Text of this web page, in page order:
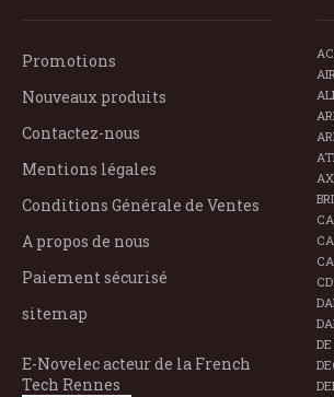
Promotions
Nouveaux produits
Contactez-nous
Mentions légales
Conditions Générale de Ventes
A propos de nous
Paiement sécurisé
sitemap
E-Novelec acteur de la French
Tech Rennes